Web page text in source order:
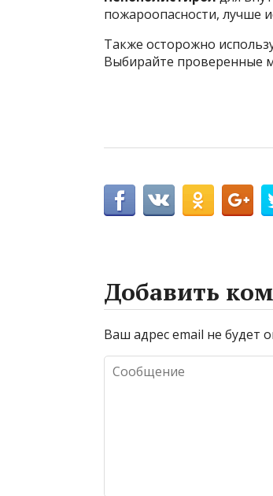
пожароопасности, лучше
Также осторожно
Выбирайте проверенные
Добавить
Ваш адрес email не будет